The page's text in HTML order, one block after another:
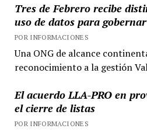
Tres de Febrero recibe
uso de datos para gobernar
POR INFORMACIONES
Una ONG de alcance
reconocimiento a la gestión
El acuerdo LLA-PRO en
el cierre de listas
POR INFORMACIONES